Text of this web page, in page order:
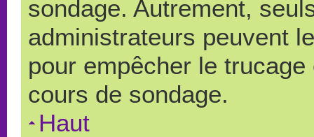
sondage. Autrement,
administrateurs peuvent
pour empêcher le
cours de sondage.
Haut